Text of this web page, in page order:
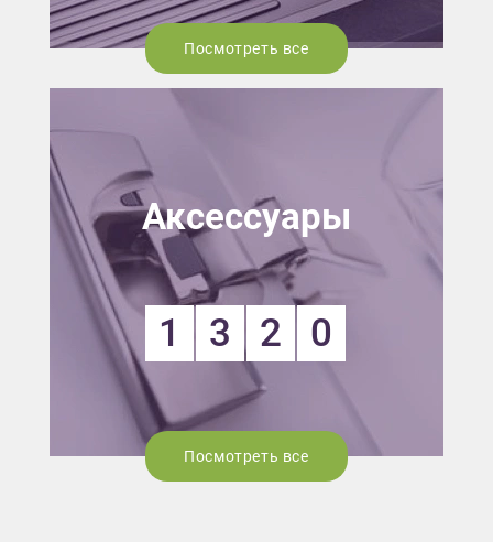
Посмотреть все
Аксессуары
1 3 2 0
Посмотреть все